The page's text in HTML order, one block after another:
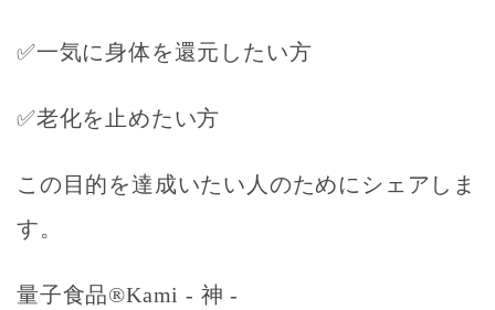
✅一気に身体を還元したい方
✅老化を止めたい方
この目的を達成いたい人のためにシェアしま
す。
量子食品®Kami - 神 -